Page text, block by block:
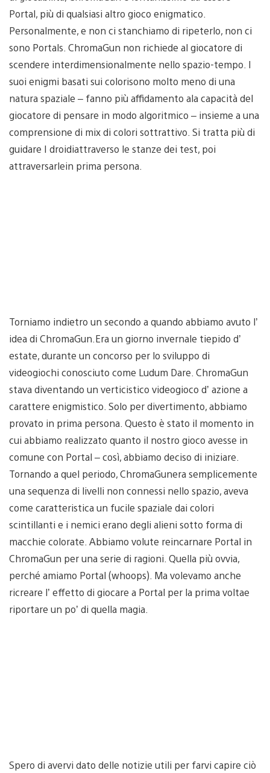
Portal, più di qualsiasi altro gioco enigmatico.
Personalmente, e non ci stanchiamo di ripeterlo, non ci
sono Portals. ChromaGun non richiede al giocatore di
scendere interdimensionalmente nello spazio-tempo. I
suoi enigmi basati sui colorisono molto meno di una
natura spaziale – fanno più affidamento ala capacità del
giocatore di pensare in modo algoritmico – insieme a una
comprensione di mix di colori sottrattivo. Si tratta più di
guidare I droidiattraverso le stanze dei test, poi
attraversarlein prima persona.
Torniamo indietro un secondo a quando abbiamo avuto l’
idea di ChromaGun.Era un giorno invernale tiepido d’
estate, durante un concorso per lo sviluppo di
videogiochi conosciuto come Ludum Dare. ChromaGun
stava diventando un verticistico videogioco d’ azione a
carattere enigmistico. Solo per divertimento, abbiamo
provato in prima persona. Questo è stato il momento in
cui abbiamo realizzato quanto il nostro gioco avesse in
comune con Portal – così, abbiamo deciso di iniziare.
Tornando a quel periodo, ChromaGunera semplicemente
una sequenza di livelli non connessi nello spazio, aveva
come caratteristica un fucile spaziale dai colori
scintillanti e i nemici erano degli alieni sotto forma di
macchie colorate. Abbiamo volute reincarnare Portal in
ChromaGun per una serie di ragioni. Quella più ovvia,
perché amiamo Portal (whoops). Ma volevamo anche
ricreare l’ effetto di giocare a Portal per la prima voltae
riportare un po’ di quella magia.
Spero di avervi dato delle notizie utili per farvi capire ciò